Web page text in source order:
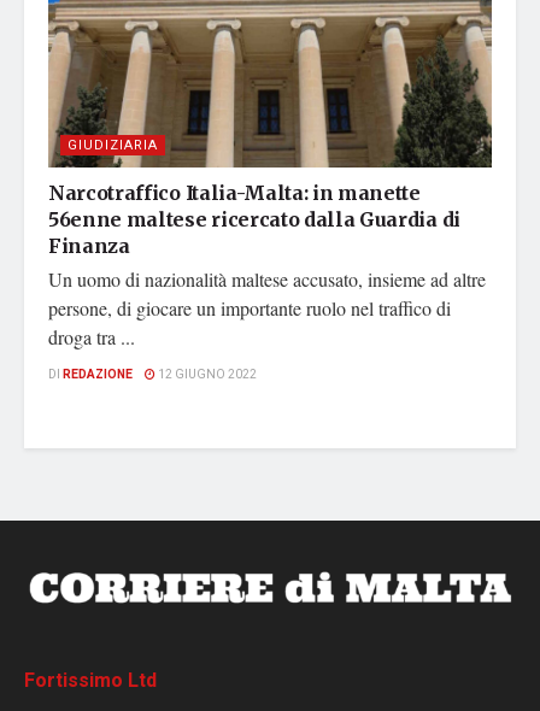
GIUDIZIARIA
Narcotraffico Italia-Malta: in manette
56enne maltese ricercato dalla Guardia di
Finanza
Un uomo di nazionalità maltese accusato, insieme ad altre
persone, di giocare un importante ruolo nel traffico di
droga tra ...
DI REDAZIONE 12 GIUGNO 2022
Fortissimo Ltd